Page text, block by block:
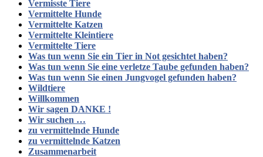
Vermisste Tiere
Vermittelte Hunde
Vermittelte Katzen
Vermittelte Kleintiere
Vermittelte Tiere
Was tun wenn Sie ein Tier in Not gesichtet haben?
Was tun wenn Sie eine verletze Taube gefunden haben?
Was tun wenn Sie einen Jungvogel gefunden haben?
Wildtiere
Willkommen
Wir sagen DANKE !
Wir suchen …
zu vermittelnde Hunde
zu vermittelnde Katzen
Zusammenarbeit